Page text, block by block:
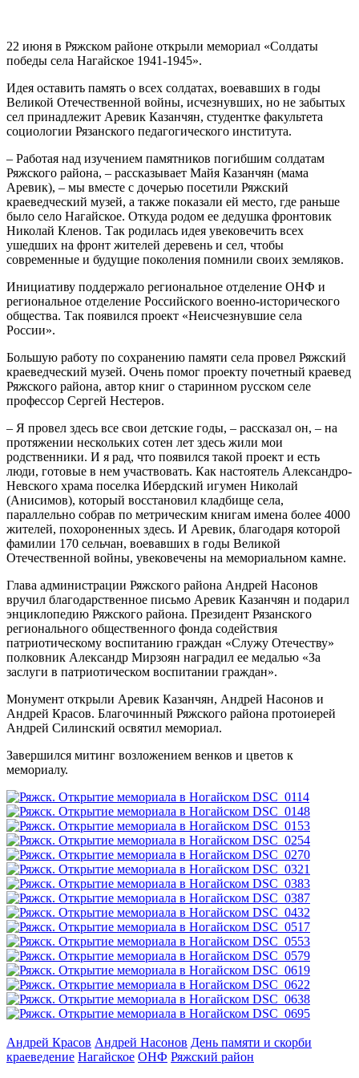
22 июня в Ряжском районе открыли мемориал «Солдаты
победы села Нагайское 1941-1945».
Идея оставить память о всех солдатах, воевавших в годы
Великой Отечественной войны, исчезнувших, но не забытых
сел принадлежит Аревик Казанчян, студентке факультета
социологии Рязанского педагогического института.
– Работая над изучением памятников погибшим солдатам
Ряжского района, – рассказывает Майя Казанчян (мама
Аревик), – мы вместе с дочерью посетили Ряжский
краеведческий музей, а также показали ей место, где раньше
было село Нагайское. Откуда родом ее дедушка фронтовик
Николай Кленов. Так родилась идея увековечить всех
ушедших на фронт жителей деревень и сел, чтобы
современные и будущие поколения помнили своих земляков.
Инициативу поддержало региональное отделение ОНФ и
региональное отделение Российского военно-исторического
общества. Так появился проект «Неисчезнувшие села
России».
Большую работу по сохранению памяти села провел Ряжский
краеведческий музей. Очень помог проекту почетный краевед
Ряжского района, автор книг о старинном русском селе
профессор Сергей Нестеров.
– Я провел здесь все свои детские годы, – рассказал он, – на
протяжении нескольких сотен лет здесь жили мои
родственники. И я рад, что появился такой проект и есть
люди, готовые в нем участвовать. Как настоятель Александро-
Невского храма поселка Ибердский игумен Николай
(Анисимов), который восстановил кладбище села,
параллельно собрав по метрическим книгам имена более 4000
жителей, похороненных здесь. И Аревик, благодаря которой
фамилии 170 сельчан, воевавших в годы Великой
Отечественной войны, увековечены на мемориальном камне.
Глава администрации Ряжского района Андрей Насонов
вручил благодарственное письмо Аревик Казанчян и подарил
энциклопедию Ряжского района. Президент Рязанского
регионального общественного фонда содействия
патриотическому воспитанию граждан «Служу Отечеству»
полковник Александр Мирзоян наградил ее медалью «За
заслуги в патриотическом воспитании граждан».
Монумент открыли Аревик Казанчян, Андрей Насонов и
Андрей Красов. Благочинный Ряжского района протоиерей
Андрей Силинский освятил мемориал.
Завершился митинг возложением венков и цветов к
мемориалу.
Андрей Красов Андрей Насонов День памяти и скорби
краеведение Нагайское ОНФ Ряжский район